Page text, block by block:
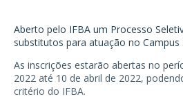
Aberto pelo IFBA um Processo
substitutos para atuação no Campus
As inscrições estarão abertas no
2022 até 10 de abril de 2022,
critério do IFBA.